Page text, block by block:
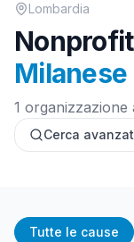
Lombardia
Milanese
1 organizzazione
Cerca
Tutte le cause